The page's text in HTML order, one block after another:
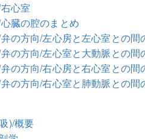
心室
臓の腔のまとめ
の方向/左心房と左心室との間
の方向/左心室と大動脈との間
の方向/右心房と右心室との間
の方向/右心室と肺動脈との間
)/概要